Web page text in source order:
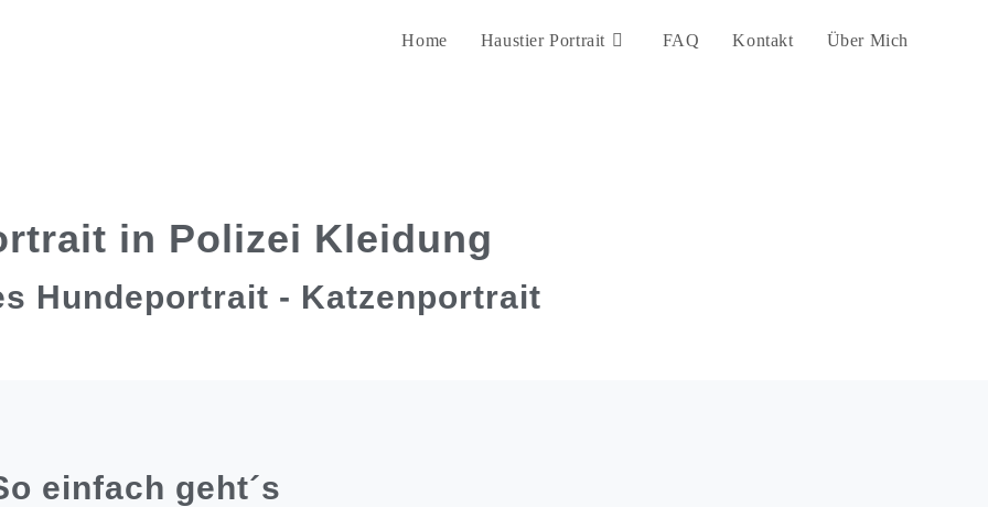
Home Haustier Portrait FAQ Kontakt Über Mich
in Polizei Kleidung
Hundeportrait - Katzenportrait
einfach geht´s